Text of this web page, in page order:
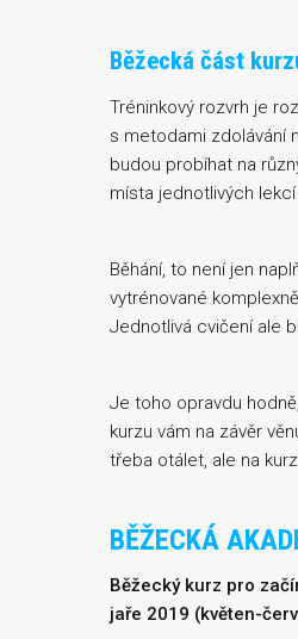
Běžecká část
Tréninkový rozvrh je
s metodami zdolávání
budou probíhat na
místa jednotlivých
Běhání, to není jen
vytrénované
Jednotlivá cvičení ale
Je toho opravdu
kurzu vám na závěr
třeba otálet, ale na
BĚŽECKÁ
Běžecký kurz pro
jaře 2019 (květen-